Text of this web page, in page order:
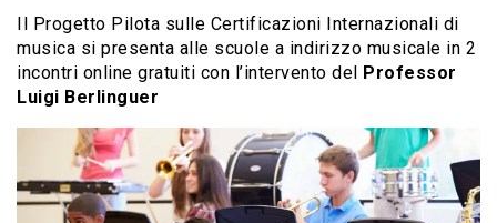
Il Progetto Pilota sulle Certificazioni Internazionali di
musica si presenta alle scuole a indirizzo musicale in 2
incontri online gratuiti con l’intervento del Professor
Luigi Berlinguer